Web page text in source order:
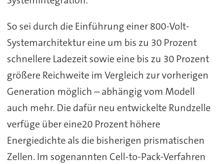
So sei durch die Einführung einer 800-Volt-
Systemarchitektur eine um bis zu 30 Prozent
schnellere Ladezeit sowie eine bis zu 30 Prozent
größere Reichweite im Vergleich zur vorherigen
Generation möglich – abhängig vom Modell
auch mehr. Die dafür neu entwickelte Rundzelle
verfüge über eine20 Prozent höhere
Energiedichte als die bisherigen prismatischen
Zellen. Im sogenannten Cell-to-Pack-Verfahren